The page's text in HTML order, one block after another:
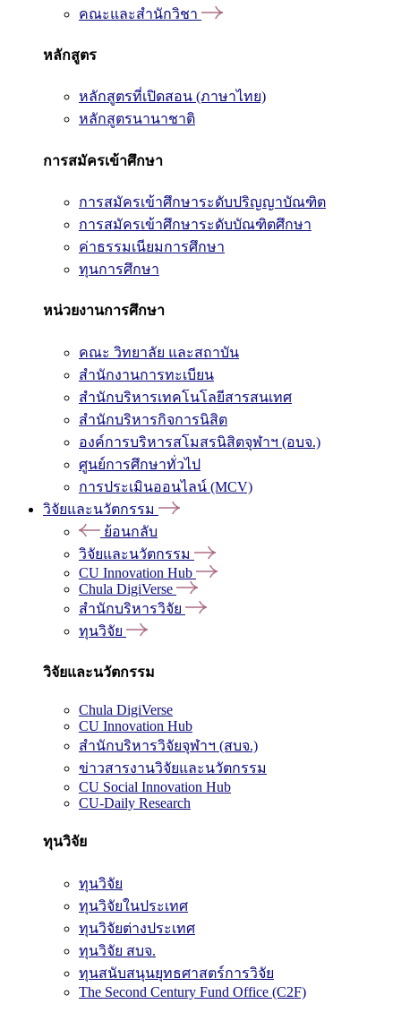
คณะและสำนักวิชา
หลักสูตร
หลักสูตรที่เปิดสอน (ภาษาไทย)
หลักสูตรนานาชาติ
การสมัครเข้าศึกษา
การสมัครเข้าศึกษาระดับปริญญาบัณฑิต
การสมัครเข้าศึกษาระดับบัณฑิตศึกษา
ค่าธรรมเนียมการศึกษา
ทุนการศึกษา
หน่วยงานการศึกษา
คณะ วิทยาลัย และสถาบัน
สำนักงานการทะเบียน
สำนักบริหารเทคโนโลยีสารสนเทศ
สำนักบริหารกิจการนิสิต
องค์การบริหารสโมสรนิสิตจุฬาฯ (อบจ.)
ศูนย์การศึกษาทั่วไป
การประเมินออนไลน์ (MCV)
วิจัยและนวัตกรรม
ย้อนกลับ
วิจัยและนวัตกรรม
CU Innovation Hub
Chula DigiVerse
สำนักบริหารวิจัย
ทุนวิจัย
วิจัยและนวัตกรรม
Chula DigiVerse
CU Innovation Hub
สำนักบริหารวิจัยจุฬาฯ (สบจ.)
ข่าวสารงานวิจัยและนวัตกรรม
CU Social Innovation Hub
CU-Daily Research
ทุนวิจัย
ทุนวิจัย
ทุนวิจัยในประเทศ
ทุนวิจัยต่างประเทศ
ทุนวิจัย สบจ.
ทุนสนับสนุนยุทธศาสตร์การวิจัย
The Second Century Fund Office (C2F)